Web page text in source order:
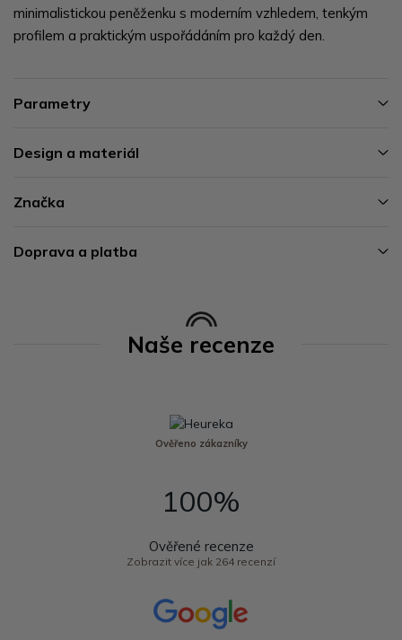
minimalistickou peněženku s moderním vzhledem, tenkým
profilem a praktickým uspořádáním pro každý den.
Parametry
Design a materiál
Značka
Doprava a platba
Naše recenze
Ověřeno zákazníky
100%
Ověřené recenze
Zobrazit více jak 264 recenzí